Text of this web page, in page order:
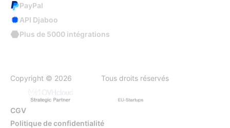
PayPal
API Djaboo
Plus de 5000 intégrations
Copyright © 2026 Tous droits réservés
CGV
Politique de confidentialité